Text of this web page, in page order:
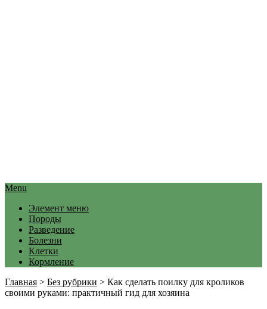
Menu
Элемент меню
Породы
Разведение
Болезни
Клетки
Кормление
Главная > Без рубрики > Как сделать поилку для кроликов
своими руками: практичный гид для хозяина